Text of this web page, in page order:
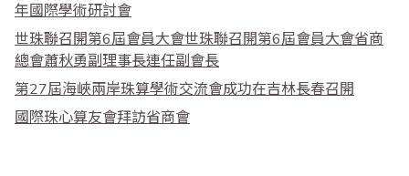
年國際學術研討會
世珠聯召開第6屆會員大會世珠聯召開第6屆會員大會省商
總會蕭秋勇副理事長連任副會長
第27屆海峽兩岸珠算學術交流會成功在吉林長春召開
國際珠心算友會拜訪省商會